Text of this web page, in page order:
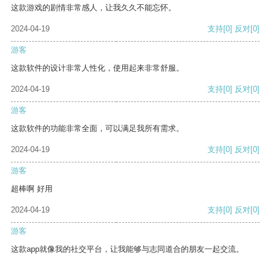
这款游戏的剧情非常感人，让我久久不能忘怀。
2024-04-19 支持[0] 反对[0]
游客
这款软件的设计非常人性化，使用起来非常舒服。
2024-04-19 支持[0] 反对[0]
游客
这款软件的功能非常全面，可以满足我所有需求。
2024-04-19 支持[0] 反对[0]
游客
超棒啊 好用
2024-04-19 支持[0] 反对[0]
游客
这款app就像我的社交平台，让我能够与志同道合的朋友一起交流。